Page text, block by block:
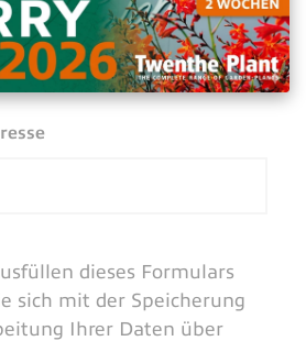
dieses Formulars
sich mit der Speicherung
Ihrer Daten über